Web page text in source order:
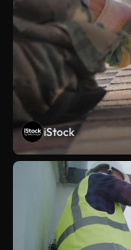
iStock